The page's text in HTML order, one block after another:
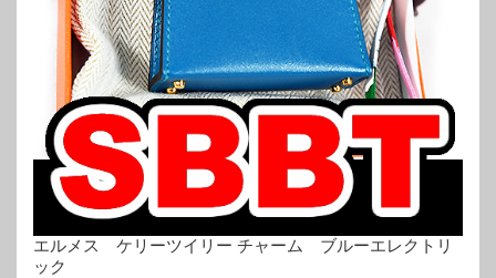
エルメス ケリーツイリー チャーム ブルーエレクトリ
ック